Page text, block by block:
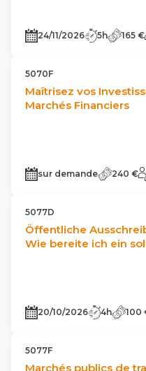
24/11/2026 5h 165 €
5070F
Maîtrisez vos
Marchés Financiers
sur demande 240 €
5077D
Öffentliche
Wie bereite ich ein
20/10/2026 4h 100
5077F
Marchés publics de